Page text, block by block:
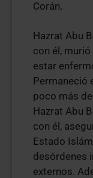
Corán.
Hazrat Abu
con él,
estar
Permaneció
poco más
Hazrat Abu
con él,
Estado
desórdenes
externos.